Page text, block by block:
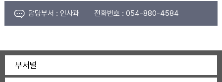
담당부서 : 인사과 전화번호 : 054-880-4584
부서별